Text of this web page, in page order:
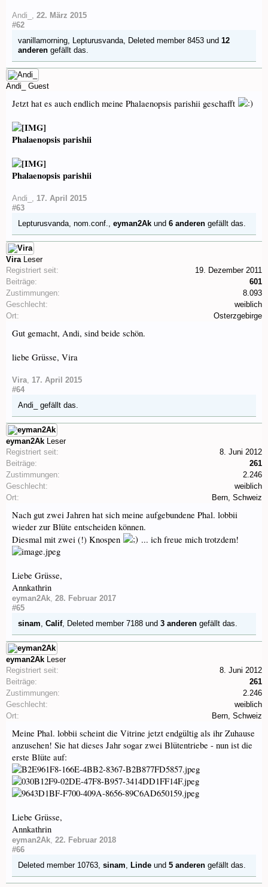
Andi_ , 22. März 2015
#62
vanillamorning, Lepturusvanda, Deleted member 8453 und 12
anderen gefällt das.
Andi_ Guest
Jetzt hat es auch endlich meine Phalaenopsis parishii geschafft
Phalaenopsis parishii
Phalaenopsis parishii
Andi_ , 17. April 2015
#63
Lepturusvanda, nom.conf., eyman2Ak und 6 anderen gefällt das.
Vira Leser
Registriert seit:
19. Dezember 2011
Beiträge:
601
Zustimmungen:
8.093
Geschlecht:
weiblich
Ort:
Osterzgebirge
Gut gemacht, Andi, sind beide schön.
liebe Grüsse, Vira
Vira, 17. April 2015
#64
Andi_
gefällt das.
eyman2Ak Leser
Registriert seit:
8. Juni 2012
Beiträge:
261
Zustimmungen:
2.246
Geschlecht:
weiblich
Ort:
Bern, Schweiz
Nach gut zwei Jahren hat sich meine aufgebundene Phal. lobbii
wieder zur Blüte entscheiden können.
Diesmal mit zwei (!) Knospen
... ich freue mich trotzdem!
Liebe Grüsse,
Annkathrin
eyman2Ak, 28. Februar 2017
#65
sinam, Calif, Deleted member 7188 und 3 anderen gefällt das.
eyman2Ak Leser
Registriert seit:
8. Juni 2012
Beiträge:
261
Zustimmungen:
2.246
Geschlecht:
weiblich
Ort:
Bern, Schweiz
Meine Phal. lobbii scheint die Vitrine jetzt endgültig als ihr Zuhause
anzusehen! Sie hat dieses Jahr sogar zwei Blütentriebe - nun ist die
erste Blüte auf:
Liebe Grüsse,
Annkathrin
eyman2Ak, 22. Februar 2018
#66
Deleted member 10763, sinam, Linde und 5 anderen gefällt das.